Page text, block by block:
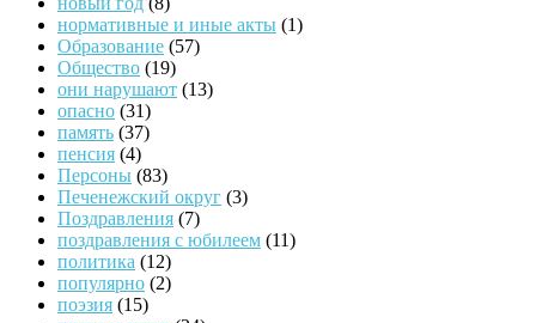
нормативные и иные акты (1)
Образование (57)
Общество (19)
они нарушают (13)
опасно (31)
память (37)
пенсия (4)
Персоны (83)
Печенежский округ (3)
Поздравления (7)
поздравления с юбилеем (11)
политика (12)
популярно (2)
поэзия (15)